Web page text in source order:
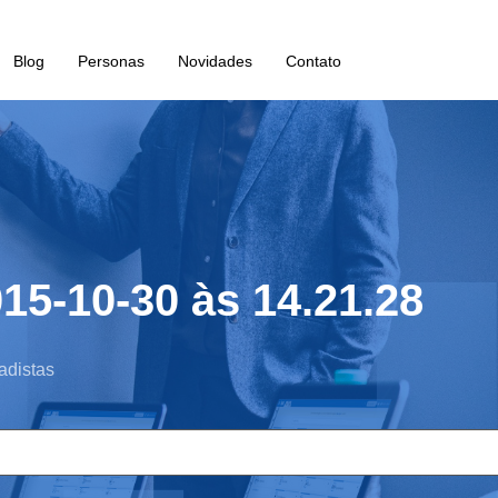
Blog Personas Novidades Contato
10-30 às 14.21.28